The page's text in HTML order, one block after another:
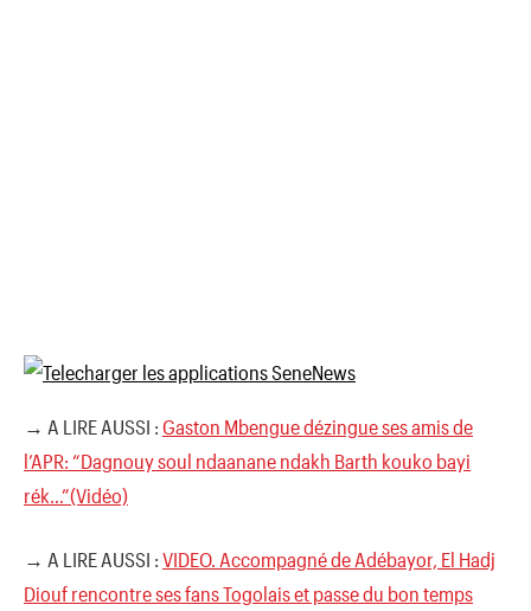
→ A LIRE AUSSI : Gaston Mbengue dézingue ses amis de
l’APR: “Dagnouy soul ndaanane ndakh Barth kouko bayi
rék…”(Vidéo)
→ A LIRE AUSSI : VIDEO. Accompagné de Adébayor, El Hadj
Diouf rencontre ses fans Togolais et passe du bon temps